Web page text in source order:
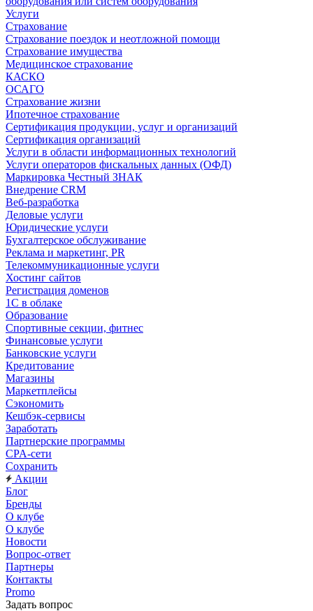
Услуги
Страхование
Страхование поездок и неотложной помощи
Страхование имущества
Медицинское страхование
КАСКО
ОСАГО
Страхование жизни
Ипотечное страхование
Сертификация продукции, услуг и организаций
Сертификация организаций
Услуги в области информационных технологий
Услуги операторов фискальных данных (ОФД)
Маркировка Честный ЗНАК
Внедрение CRM
Веб-разработка
Деловые услуги
Юридические услуги
Бухгалтерское обслуживание
Реклама и маркетинг, PR
Телекоммуникационные услуги
Хостинг сайтов
Регистрация доменов
1С в облаке
Образование
Спортивные секции, фитнес
Финансовые услуги
Банковские услуги
Кредитование
Магазины
Маркетплейсы
Сэкономить
Кешбэк-сервисы
Заработать
Партнерские программы
CPA-сети
Сохранить
Акции
Блог
Бренды
О клубе
О клубе
Новости
Вопрос-ответ
Партнеры
Контакты
Promo
Задать вопрос